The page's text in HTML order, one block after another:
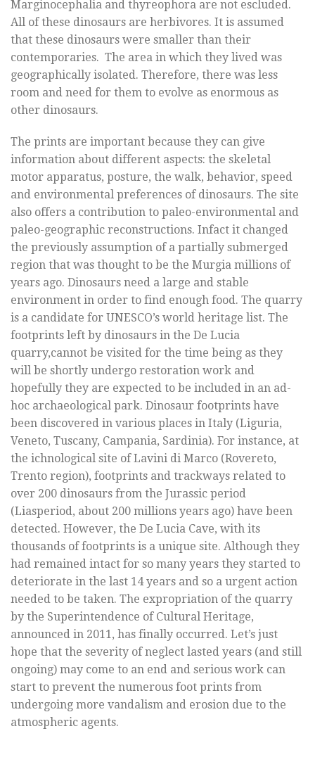
Marginocephalia and thyreophora are not escluded.
All of these dinosaurs are herbivores. It is assumed
that these dinosaurs were smaller than their
contemporaries. The area in which they lived was
geographically isolated. Therefore, there was less
room and need for them to evolve as enormous as
other dinosaurs.
The prints are important because they can give
information about different aspects: the skeletal
motor apparatus, posture, the walk, behavior, speed
and environmental preferences of dinosaurs. The site
also offers a contribution to paleo-environmental and
paleo-geographic reconstructions. Infact it changed
the previously assumption of a partially submerged
region that was thought to be the Murgia millions of
years ago. Dinosaurs need a large and stable
environment in order to find enough food. The quarry
is a candidate for UNESCO’s world heritage list. The
footprints left by dinosaurs in the De Lucia
quarry,cannot be visited for the time being as they
will be shortly undergo restoration work and
hopefully they are expected to be included in an ad-
hoc archaeological park. Dinosaur footprints have
been discovered in various places in Italy (Liguria,
Veneto, Tuscany, Campania, Sardinia). For instance, at
the ichnological site of Lavini di Marco (Rovereto,
Trento region), footprints and trackways related to
over 200 dinosaurs from the Jurassic period
(Liasperiod, about 200 millions years ago) have been
detected. However, the De Lucia Cave, with its
thousands of footprints is a unique site. Although they
had remained intact for so many years they started to
deteriorate in the last 14 years and so a urgent action
needed to be taken. The expropriation of the quarry
by the Superintendence of Cultural Heritage,
announced in 2011, has finally occurred. Let’s just
hope that the severity of neglect lasted years (and still
ongoing) may come to an end and serious work can
start to prevent the numerous foot prints from
undergoing more vandalism and erosion due to the
atmospheric agents.